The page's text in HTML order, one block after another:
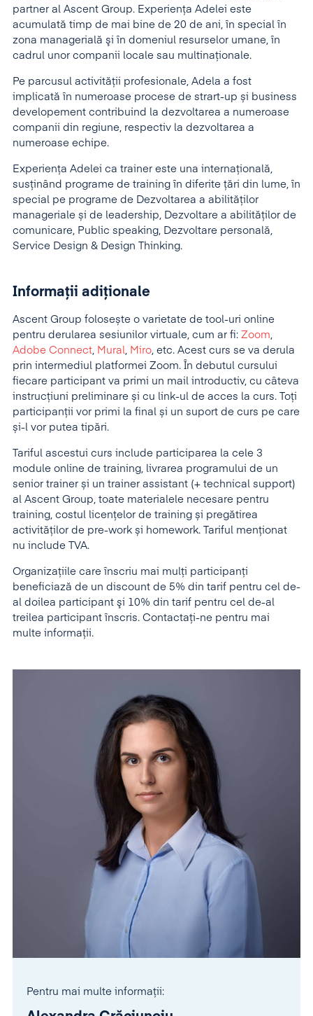
partner al Ascent Group. Experienţa Adelei este
acumulată timp de mai bine de 20 de ani, în special în
zona managerială şi în domeniul resurselor umane, în
cadrul unor companii locale sau multinaţionale.
Pe parcusul activității profesionale, Adela a fost
implicată în numeroase procese de strart-up și business
developement contribuind la dezvoltarea a numeroase
companii din regiune, respectiv la dezvoltarea a
numeroase echipe.
Experiența Adelei ca trainer este una internațională,
susținând programe de training în diferite țări din lume, în
special pe programe de Dezvoltarea a abilităților
manageriale și de leadership, Dezvoltare a abilităților de
comunicare, Public speaking, Dezvoltare personală,
Service Design & Design Thinking.
Informații adiționale
Ascent Group folosește o varietate de tool-uri online
pentru derularea sesiunilor virtuale, cum ar fi: Zoom
Adobe Connect Mural Miro , etc. Acest curs se va derula
prin intermediul platformei Zoom. În debutul cursului
fiecare participant va primi un mail introductiv, cu câteva
instrucțiuni preliminare și cu link-ul de acces la curs. Toți
participanții vor primi la final și un suport de curs pe care
și-l vor putea tipări.
Tariful ascestui curs include participarea la cele 3
module online de training, livrarea programului de un
senior trainer și un trainer assistant (+ technical support)
al Ascent Group, toate materialele necesare pentru
training, costul licențelor de training și pregătirea
activităților de pre-work și homework. Tariful menţionat
nu include TVA.
Organizaţiile care înscriu mai mulţi participanţi
beneficiază de un discount de 5% din tarif pentru cel de-
al doilea participant şi 10% din tarif pentru cel de-al
treilea participant înscris. Contactați-ne pentru mai
multe informații.
Pentru mai multe informații: